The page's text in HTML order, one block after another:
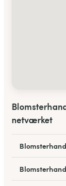
netværket